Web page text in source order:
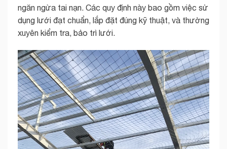
ngăn ngừa tai nạn. Các quy định này bao gồm việc sử
dụng lưới đạt chuẩn, lắp đặt đúng kỹ thuật, và thường
xuyên kiểm tra, bảo trì lưới.